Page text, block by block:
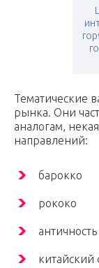
Тематические
рынка. Они
аналогам,
направлений:
барокко
рококо
античность